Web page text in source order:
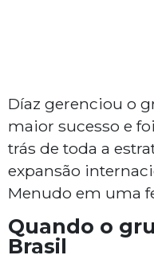
Díaz gerenciou o
maior sucesso e
trás de toda a
expansão
Menudo em uma
Quando o
Brasil